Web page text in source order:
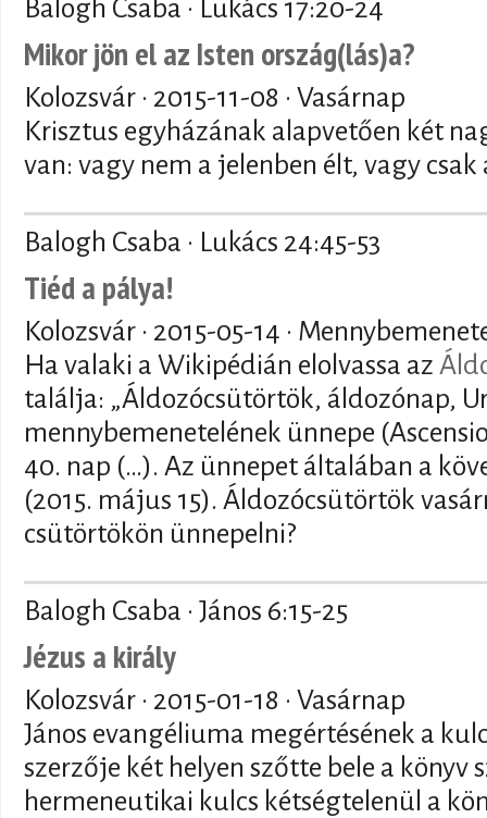
Balogh Csaba · Lukács 17:20-24
Mikor jön el az Isten ország(lás)a?
Kolozsvár · 2015-11-08 · Vasárnap
Krisztus egyházának alapvetően két
van: vagy nem a jelenben élt, vagy csak
Balogh Csaba · Lukács 24:45-53
Tiéd a pálya!
Kolozsvár · 2015-05-14 ·
Ha valaki a Wikipédián elolvassa az
találja: „Áldozócsütörtök, áldozónap,
mennybemenetelének ünnepe
40. nap (…). Az ünnepet általában a
(2015. május 15). Áldozócsütörtök
csütörtökön ünnepelni?
Balogh Csaba · János 6:15-25
Jézus a király
Kolozsvár · 2015-01-18 · Vasárnap
János evangéliuma megértésének a
szerzője két helyen szőtte bele a könyv
hermeneutikai kulcs kétségtelenül a